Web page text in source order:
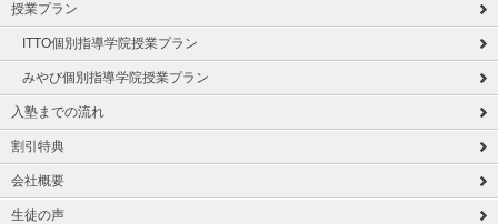
授業プラン
ITTO個別指導学院授業プラン
みやび個別指導学院授業プラン
入塾までの流れ
割引特典
会社概要
生徒の声